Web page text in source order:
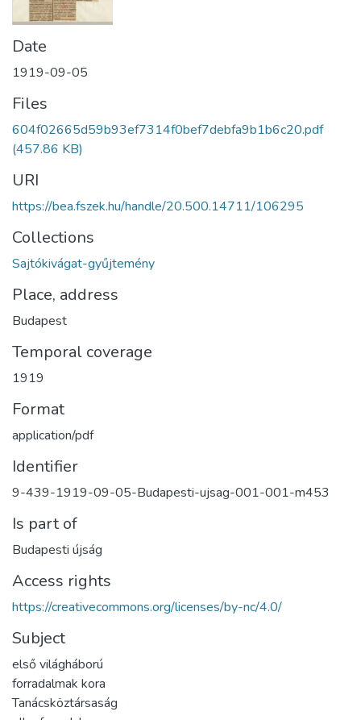
Date
1919-09-05
Files
604f02665d59b93ef7314f0bef7debfa9b1b6c20.pdf
(457.86 KB)
URI
https://bea.fszek.hu/handle/20.500.14711/106295
Collections
Sajtókivágat-gyűjtemény
Place, address
Budapest
Temporal coverage
1919
Format
application/pdf
Identifier
9-439-1919-09-05-Budapesti-ujsag-001-001-m453
Is part of
Budapesti újság
Access rights
https://creativecommons.org/licenses/by-nc/4.0/
Subject
első világháború
forradalmak kora
Tanácsköztársaság